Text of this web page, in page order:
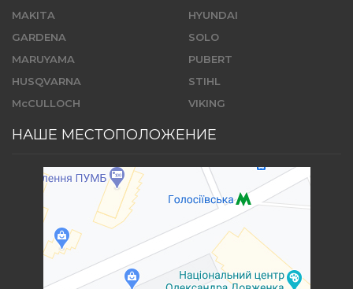
MAKITA
GARDENA
MARUYAMA
HUSQVARNA
McCULLOCH
HYUNDAI
SOLO
PUBERT
STIHL
VIKING
НАШЕ МЕСТОПОЛОЖЕНИЕ